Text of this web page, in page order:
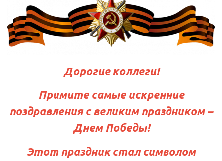
Дорогие коллеги!
Примите самые искренние
поздравления с великим праздником –
Днем Победы!
Этот праздник стал символом